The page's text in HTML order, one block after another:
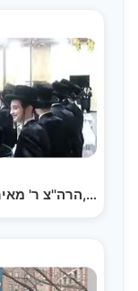
הרה''צ ר' מאיר גרינוואלד בנו של האדמו''ר מ'פאפא,…